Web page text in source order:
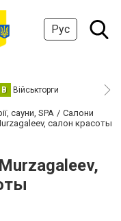
Рус
В Військторги
сауни, SPA
Салони
салон красоты